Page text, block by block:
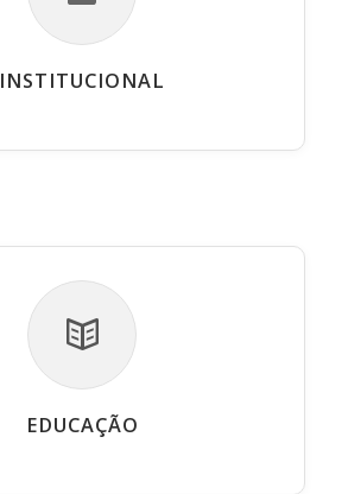
INSTITUCIONAL
EDUCAÇÃO